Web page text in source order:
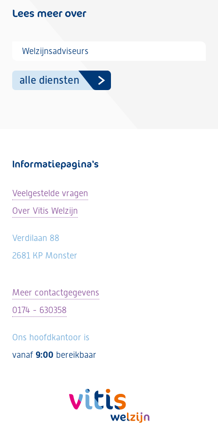
Lees meer over
Welzijnsadviseurs
alle diensten
Informatiepagina's
Veelgestelde vragen
Over Vitis Welzijn
Verdilaan 88
2681 KP Monster
Meer contactgegevens
0174 - 630358
Ons hoofdkantoor is
vanaf 9:00 bereikbaar